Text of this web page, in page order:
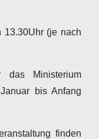
13.30Uhr (je nach
Ministerium
bis Anfang
finden